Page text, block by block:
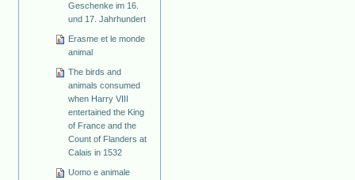
Geschenke im 16.
und 17. Jahrhundert
Erasme et le monde
animal
The birds and
animals consumed
when Harry VIII
entertained the King
of France and the
Count of Flanders at
Calais in 1532
Uomo e animale